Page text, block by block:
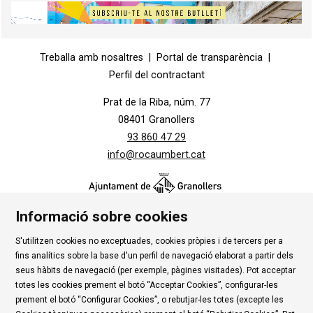
Treballa amb nosaltres
Portal de transparència
Perfil del contractant
Prat de la Riba, núm. 77
08401 Granollers
93 860 47 29
info@rocaumbert.cat
Contacte | Instància Genèrica | Alta Tercers
|
Ús de Cookies
| Política de privadesa | Avís Legal
|
Condicions d'ús Roca Umbert
Informació sobre cookies
S'utilitzen cookies no exceptuades, cookies pròpies i de tercers per a
fins analítics sobre la base d'un perfil de navegació elaborat a partir dels
seus hàbits de navegació (per exemple, pàgines visitades). Pot acceptar
totes les cookies prement el botó “Acceptar Cookies”, configurar-les
prement el botó “Configurar Cookies”, o rebutjar-les totes (excepte les